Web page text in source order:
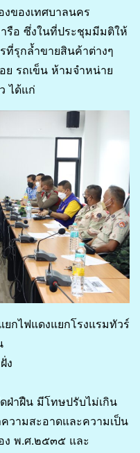
งของเทศบาลนคร
รือ ซึ่งในที่ประชุมมีมติให้
ที่รุกล้ำขายสินค้าต่างๆ
ย รถเข็น ห้ามจำหน่าย
ได้แก่
กไฟแดงแยกโรงแรมทัวร์
ง
ฝ่าฝืน มีโทษปรับไม่เกิน
วามสะอาดและความเป็น
ง พ.ศ.๒๕๓๕ และ